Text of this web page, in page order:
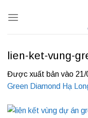
qua
lien-ket-vung-
Được xuất bản vào 21/
Green Diamond Hạ